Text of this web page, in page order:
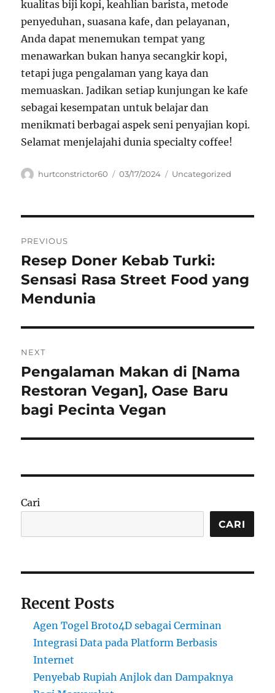
kualitas biji kopi, keahlian barista, metode
penyeduhan, suasana kafe, dan pelayanan,
Anda dapat menemukan tempat yang
menawarkan bukan hanya secangkir kopi,
tetapi juga pengalaman yang kaya dan
memuaskan. Jadikan setiap kunjungan ke kafe
sebagai kesempatan untuk belajar dan
menikmati berbagai aspek seni penyajian kopi.
Selamat menjelajahi dunia specialty coffee!
Author
hurtconstrictor60
Posted
03/17/2024 Categories
Uncategorized
pos
PREVIOUS
Previous
post:
Resep Doner Kebab Turki:
Sensasi Rasa Street Food yang
Mendunia
NEXT
Next
post:
Pengalaman Makan di [Nama
Restoran Vegan], Oase Baru
bagi Pecinta Vegan
Cari
CARI
Recent Posts
Agen Togel Broto4D sebagai Cerminan
Integrasi Data pada Platform Berbasis
Internet
Penyebab Rupiah Anjlok dan Dampaknya